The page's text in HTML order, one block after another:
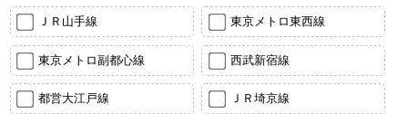
ＪＲ山手線 東京メトロ東西線
東京メトロ副都心線 西武新宿線
都営大江戸線 ＪＲ埼京線